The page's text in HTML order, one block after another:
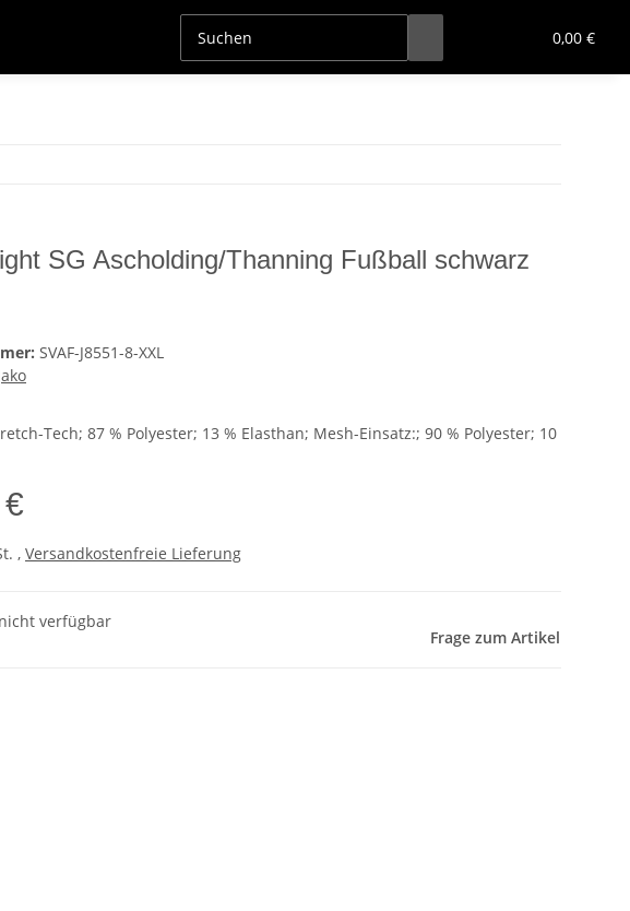
0,00 €
SG Ascholding/Thanning Fußball schwarz
SVAF-J8551-8-XXL
Tech; 87 % Polyester; 13 % Elasthan; Mesh-Einsatz:; 90 % Polyester; 10
, Versandkostenfreie Lieferung
verfügbar
Frage zum Artikel